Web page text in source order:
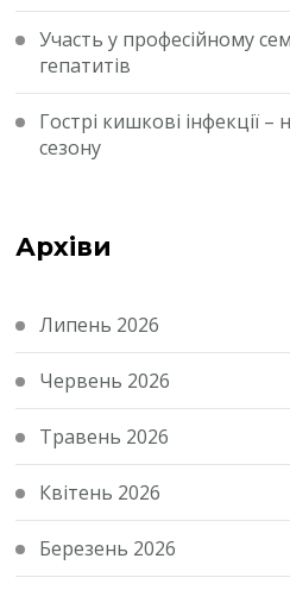
Участь у професійному
гепатитів
Гострі кишкові інфекції –
сезону
Архіви
Липень 2026
Червень 2026
Травень 2026
Квітень 2026
Березень 2026